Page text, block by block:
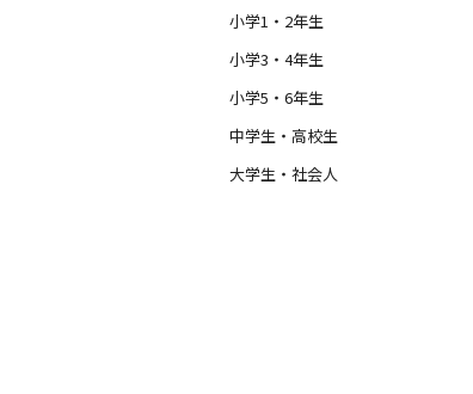
小学1・2年生
小学3・4年生
小学5・6年生
中学生・高校生
大学生・社会人